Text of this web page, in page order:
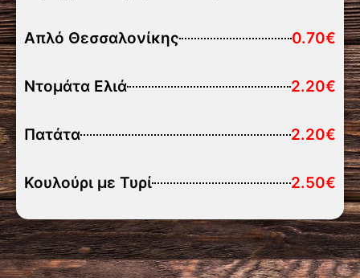
Απλό Θεσσαλονίκης 0.70€
Ντομάτα Ελιά 2.20€
Πατάτα 2.20€
Κουλούρι με Τυρί 2.50€